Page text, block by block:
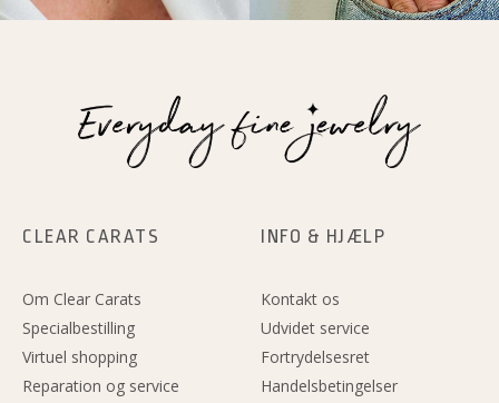
CLEAR CARATS
Om Clear Carats
Specialbestilling
Virtuel shopping
Reparation og service
INFO & HJÆLP
Kontakt os
Udvidet service
Fortrydelsesret
Handelsbetingelser